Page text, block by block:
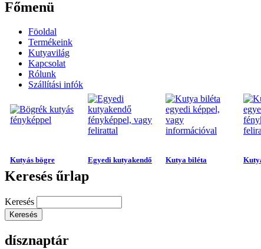
Főmenü
Föoldal
Termékeink
Kutyavilág
Kapcsolat
Rólunk
Szállítási infók
Kutyás bögre Egyedi kutyakendő Kutya biléta
Keresés űrlap
Keresés
dísznaptár